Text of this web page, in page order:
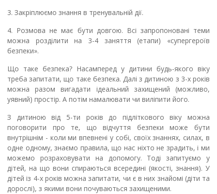
3. Закріплюємо знання в тренувальній дії.
4. Розмова не має бути довгою. Всі запропоновані теми
можна розділити на 3-4 заняття (етапи) «супергероїв
безпеки».
Що таке безпека? Насамперед у дитини будь-якого віку️
треба запитати, що таке безпека. Далі з дитиною з 3-х років
можна разом вигадати ідеальний захищений (можливо,
уявний) простір. А потім намалювати чи виліпити його.
З дитиною від 5-ти років до підліткового віку можна
поговорити про те, що відчуття безпеки може бути
внутрішнім - коли ми впевнені у собі, своїх знаннях, силах, в
одне одному, знаємо правила, що нас ніхто не зрадить, і ми
можемо розраховувати на допомогу. Тоді запитуємо у
дітей, на що вони спираються всередині (якості, знання). У
дітей із 4-х років можна запитати, чи є в них знайомі (діти та
дорослі), з якими вони почуваються захищеними.